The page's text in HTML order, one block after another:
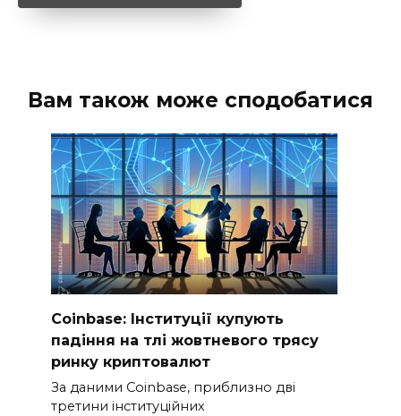
Вам також може сподобатися
Coinbase: Інституції купують
падіння на тлі жовтневого трясу
ринку криптовалют
За даними Coinbase, приблизно дві
третини інституційних